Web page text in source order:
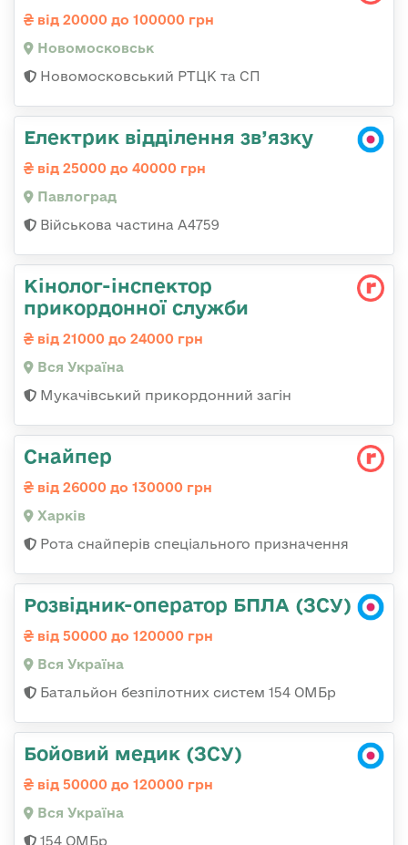
від 20000 до 100000 грн
Новомосковськ
Новомосковський РТЦК та СП
Електрик відділення зв’язку
від 25000 до 40000 грн
Павлоград
Військова частина А4759
Кінолог-інспектор
прикордонної служби
від 21000 до 24000 грн
Вся Україна
Мукачівський прикордонний загін
Снайпер
від 26000 до 130000 грн
Харків
Рота снайперів спеціального призначення
Розвідник-оператор БПЛА (ЗСУ)
від 50000 до 120000 грн
Вся Україна
Батальйон безпілотних систем 154 ОМБр
Бойовий медик (ЗСУ)
від 50000 до 120000 грн
Вся Україна
154 ОМБр